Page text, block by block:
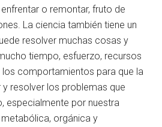
o remontar, fruto de
La ciencia también tiene un
resolver muchas cosas y
tiempo, esfuerzo, recursos
comportamientos para que la
resolver los problemas que
especialmente por nuestra
orgánica y